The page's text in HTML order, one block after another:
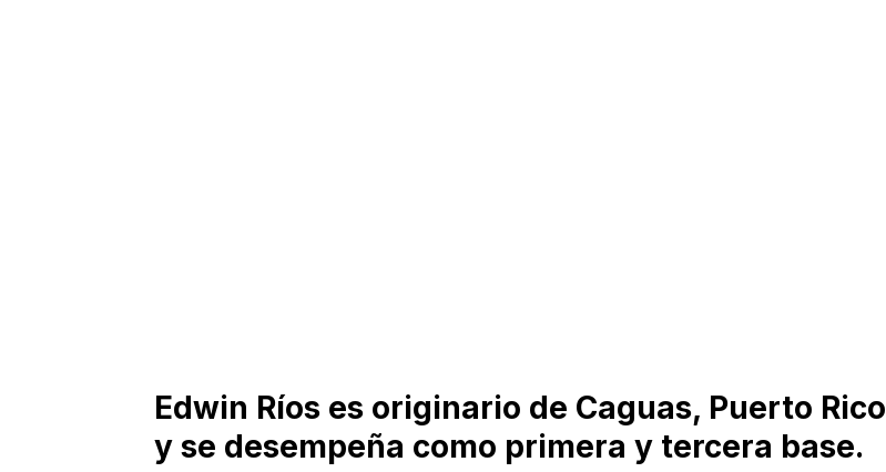
Edwin Ríos es originario de Caguas, Puerto Rico
y se desempeña como primera y tercera base.